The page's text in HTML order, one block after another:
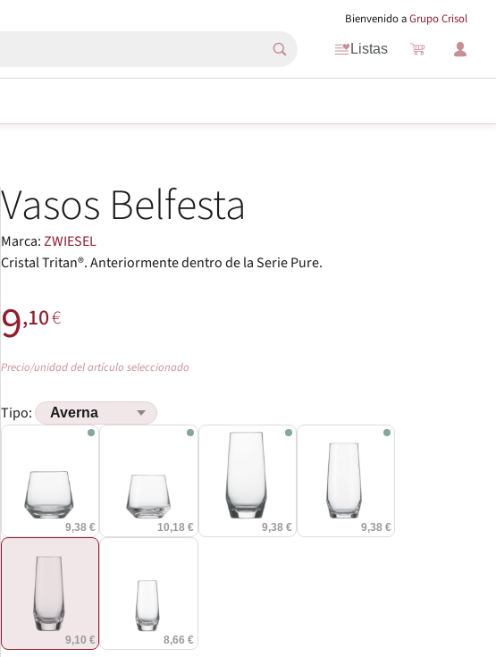
Bienvenido aGrupo Crisol
Listas
Vasos Belfesta
Marca:ZWIESEL
Cristal Tritan®. Anteriormente dentro de la Serie Pure.
9,10€
Precio/unidad del artículo seleccionado
Tipo:
9,38 € 10,18 € 9,38 € 9,38 €
9,10 € 8,66 €